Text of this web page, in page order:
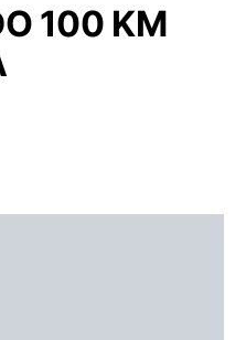
100 KM